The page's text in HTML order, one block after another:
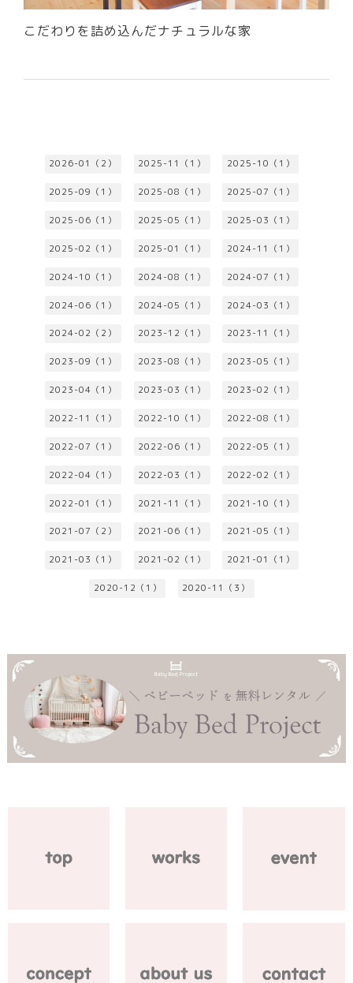
こだわりを詰め込んだナチュラルな家
2026-01（2） 2025-11（1） 2025-10（1）
2025-09（1） 2025-08（1） 2025-07（1）
2025-06（1） 2025-05（1） 2025-03（1）
2025-02（1） 2025-01（1） 2024-11（1）
2024-10（1） 2024-08（1） 2024-07（1）
2024-06（1） 2024-05（1） 2024-03（1）
2024-02（2） 2023-12（1） 2023-11（1）
2023-09（1） 2023-08（1） 2023-05（1）
2023-04（1） 2023-03（1） 2023-02（1）
2022-11（1） 2022-10（1） 2022-08（1）
2022-07（1） 2022-06（1） 2022-05（1）
2022-04（1） 2022-03（1） 2022-02（1）
2022-01（1） 2021-11（1） 2021-10（1）
2021-07（2） 2021-06（1） 2021-05（1）
2021-03（1） 2021-02（1） 2021-01（1）
2020-12（1） 2020-11（3）